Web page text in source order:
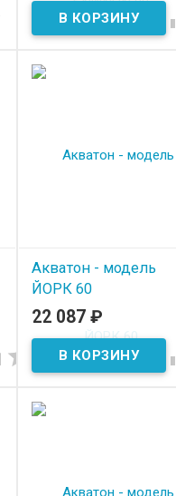

Акватон - модель
ЙОРК 60
В наличии
22 087 ₽